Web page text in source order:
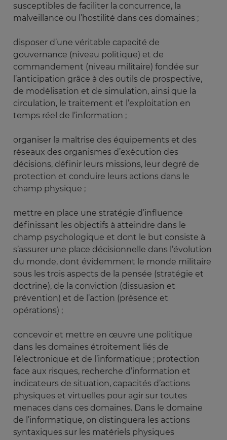
susceptibles de faciliter la concurrence, la
malveillance ou l’hostilité dans ces domaines ;
disposer d’une véritable capacité de
gouvernance (niveau politique) et de
commandement (niveau militaire) fondée sur
l’anticipation grâce à des outils de prospective,
de modélisation et de simulation, ainsi que la
circulation, le traitement et l’exploitation en
temps réel de l’information ;
organiser la maîtrise des équipements et des
réseaux des organismes d’exécution des
décisions, définir leurs missions, leur degré de
protection et conduire leurs actions dans le
champ physique ;
mettre en place une stratégie d’influence
définissant les objectifs à atteindre dans le
champ psychologique et dont le but consiste à
s’assurer une place décisionnelle dans l’évolution
du monde, dont évidemment le monde militaire
sous les trois aspects de la pensée (stratégie et
doctrine), de la conviction (dissuasion et
prévention) et de l’action (présence et
opérations) ;
concevoir et mettre en œuvre une politique
dans les domaines étroitement liés de
l’électronique et de l’informatique ; protection
face aux risques, recherche d’information et
indicateurs de situation, capacités d’actions
physiques et virtuelles pour agir sur toutes
menaces dans ces domaines. Dans le domaine
de l’informatique, on distinguera les actions
syntaxiques sur les matériels physiques